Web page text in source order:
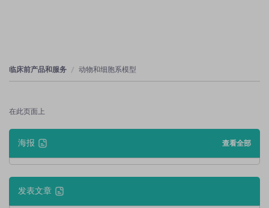
临床前产品和服务 动物和细胞系模型
在此页面上
海报 查看全部
发表文章